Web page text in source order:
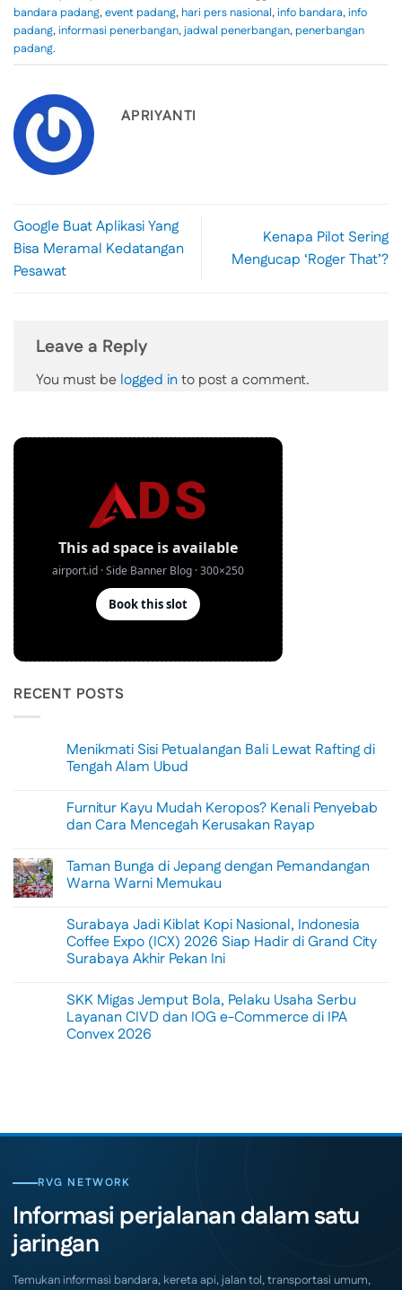
bandara padang,event padang, hari pers nasional,info bandara,info
padang,informasi penerbangan,jadwal penerbangan,penerbangan
padang.
APRIYANTI
Google Buat Aplikasi Yang
Bisa Meramal Kedatangan
Pesawat
Kenapa Pilot Sering
Mengucap ‘Roger That’?
Leave a Reply
You must be logged in to post a comment.
RECENT POSTS
Menikmati Sisi Petualangan Bali Lewat Rafting di
Tengah Alam Ubud
on
Menikmati
Sisi
Lewat
Rafting
di
Ubud
Furnitur Kayu Mudah Keropos? Kenali Penyebab
dan Cara Mencegah Kerusakan Rayap
on
Furnitur
Kayu
Kenali
Penyebab
dan
Cara
Rayap
Taman Bunga di Jepang dengan Pemandangan
Warna Warni Memukau
on
Taman
Bunga
di
Pemandangan
Warna
Warni
Memukau
Surabaya Jadi Kiblat Kopi Nasional, Indonesia
Coffee Expo (ICX) 2026 Siap Hadir di Grand City
Surabaya Akhir Pekan Ini
on
Surabaya
Jadi
Kiblat
Hadir
City
Surabaya
Pekan
Ini
SKK Migas Jemput Bola, Pelaku Usaha Serbu
Layanan CIVD dan IOG e-Commerce di IPA
Convex 2026
Pelaku
CIVD
e-
Commerce
di
IPA
2026
RVG NETWORK
Informasi perjalanan dalam satu
jaringan
Temukan informasi bandara, kereta api, jalan tol, transportasi umum,